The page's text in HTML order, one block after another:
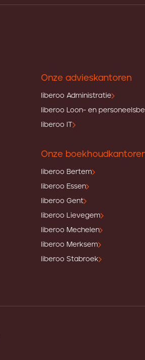
Onze advieskantoren
liberoo Administratie
liberoo Loon- en
liberoo IT
Onze
liberoo Bertem
liberoo Essen
liberoo Gent
liberoo Lievegem
liberoo Mechelen
liberoo Merksem
liberoo Stabroek